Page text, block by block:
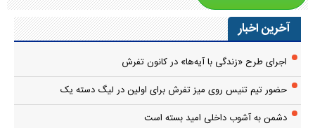
آخرین اخبار
اجرای طرح «زندگی با آیه‌ها» در کانون تفرش
حضور تیم تنیس روی میز تفرش برای اولین در لیگ دسته یک
دشمن به آشوب داخلی امید بسته است